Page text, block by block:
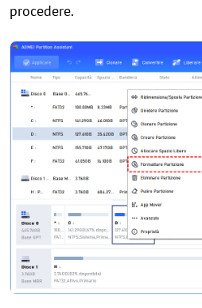
procedere.